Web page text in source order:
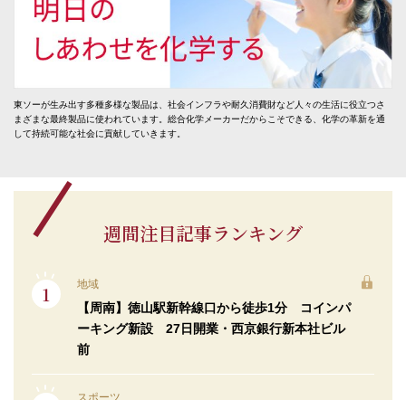
東ソーが生み出す多種多様な製品は、社会インフラや耐久消費財など人々の生活に役立つさ
まざまな最終製品に使われています。総合化学メーカーだからこそできる、化学の革新を通
して持続可能な社会に貢献していきます。
週間注目記事ランキング
地域
【周南】徳山駅新幹線口から徒歩1分 コインパ
ーキング新設 27日開業・西京銀行新本社ビル
前